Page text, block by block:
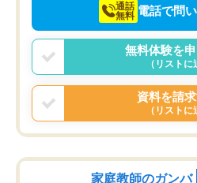
通話
無料 電話で問
無料体験を
（リストに
資料を請
（リストに
家庭教師のガンバ